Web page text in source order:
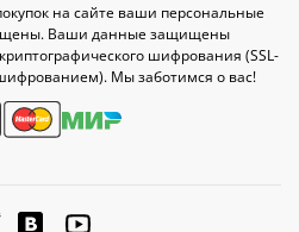
на сайте ваши персональные
Ваши данные защищены
шифрования (SSL-
Мы заботимся о вас!